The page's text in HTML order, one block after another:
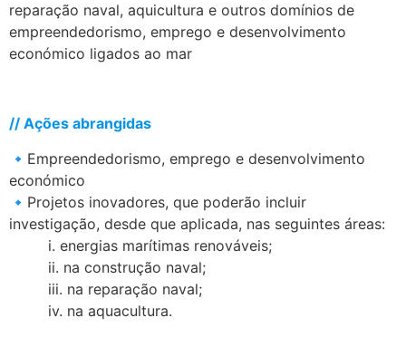
reparação naval, aquicultura e outros domínios de
empreendedorismo, emprego e desenvolvimento
económico ligados ao mar
// Ações abrangidas
🔹Empreendedorismo, emprego e desenvolvimento
económico
🔹Projetos inovadores, que poderão incluir
investigação, desde que aplicada, nas seguintes áreas:
i. energias marítimas renováveis;
ii. na construção naval;
iii. na reparação naval;
iv. na aquacultura.